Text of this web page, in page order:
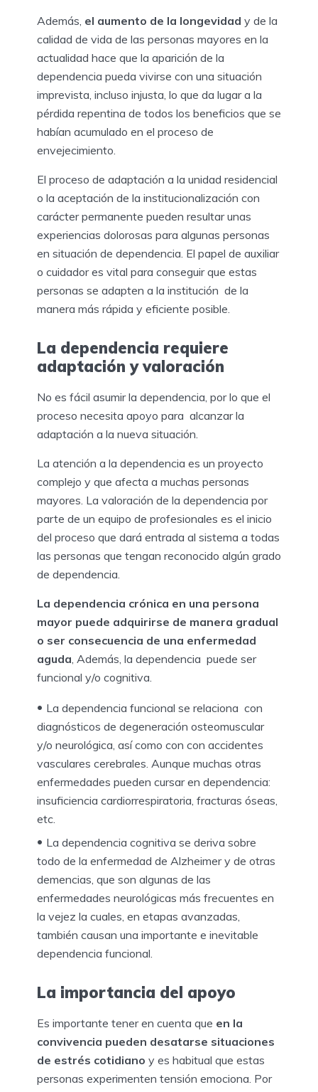
Además, el aumento de la longevidad y de la
calidad de vida de las personas mayores en la
actualidad hace que la aparición de la
dependencia pueda vivirse con una situación
imprevista, incluso injusta, lo que da lugar a la
pérdida repentina de todos los beneficios que se
habían acumulado en el proceso de
envejecimiento.
El proceso de adaptación a la unidad residencial
o la aceptación de la institucionalización con
carácter permanente pueden resultar unas
experiencias dolorosas para algunas personas
en situación de dependencia. El papel de auxiliar
o cuidador es vital para conseguir que estas
personas se adapten a la institución de la
manera más rápida y eficiente posible.
La dependencia requiere
adaptación y valoración
No es fácil asumir la dependencia, por lo que el
proceso necesita apoyo para alcanzar la
adaptación a la nueva situación.
La atención a la dependencia es un proyecto
complejo y que afecta a muchas personas
mayores. La valoración de la dependencia por
parte de un equipo de profesionales es el inicio
del proceso que dará entrada al sistema a todas
las personas que tengan reconocido algún grado
de dependencia.
La dependencia crónica en una persona
mayor puede adquirirse de manera gradual
o ser consecuencia de una enfermedad
aguda , Además, la dependencia puede ser
funcional y/o cognitiva.
La dependencia funcional se relaciona con
diagnósticos de degeneración osteomuscular
y/o neurológica, así como con con accidentes
vasculares cerebrales. Aunque muchas otras
enfermedades pueden cursar en dependencia:
insuficiencia cardiorrespiratoria, fracturas óseas,
etc.
La dependencia cognitiva se deriva sobre
todo de la enfermedad de Alzheimer y de otras
demencias, que son algunas de las
enfermedades neurológicas más frecuentes en
la vejez la cuales, en etapas avanzadas,
también causan una importante e inevitable
dependencia funcional.
La importancia del apoyo
Es importante tener en cuenta que en la
convivencia pueden desatarse situaciones
de estrés cotidiano y es habitual que estas
personas experimenten tensión emociona. Por